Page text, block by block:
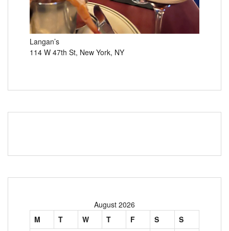
Langan’s
114 W 47th St, New York, NY
August 2026
M
T W T F S
S